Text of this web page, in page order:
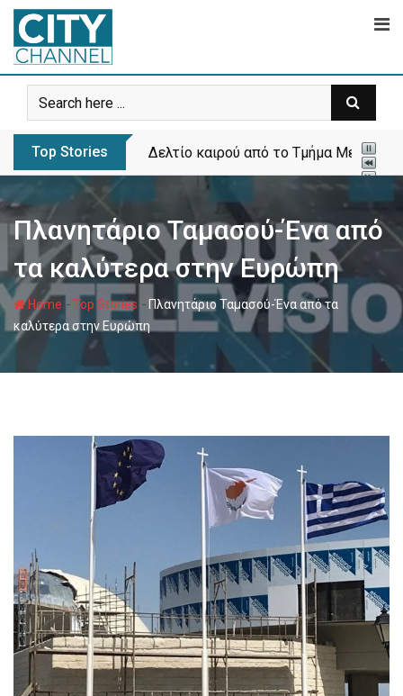
Skip
content
Top Stories Δελτίο καιρού από το Τμήμα
Πλανητάριο Ταμασού-Ένα από
τα καλύτερα στην Ευρώπη
Home -Top Stories - Πλανητάριο Ταμασού-Ένα από τα
καλύτερα στην Ευρώπη